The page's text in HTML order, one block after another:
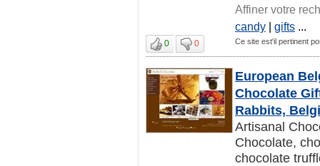
Affiner votre
candy | gifts ...
0 0 Ce site est'il pertinent
European
Chocolate
Rabbits,
Artisanal
Chocolate,
chocolate